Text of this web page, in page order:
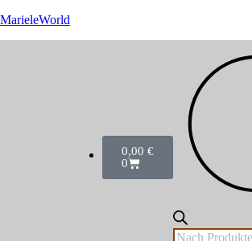
MarieleWorld
0,00 €
0